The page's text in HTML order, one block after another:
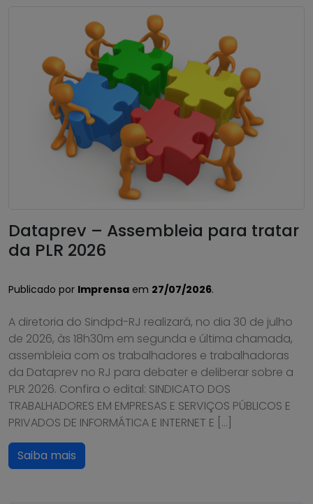
Dataprev – Assembleia para tratar
da PLR 2026
Publicado por Imprensa em 27/07/2026.
A diretoria do Sindpd-RJ realizará, no dia 30 de julho
de 2026, às 18h30m em segunda e última chamada,
assembleia com os trabalhadores e trabalhadoras
da Dataprev no RJ para debater e deliberar sobre a
PLR 2026. Confira o edital: SINDICATO DOS
TRABALHADORES EM EMPRESAS E SERVIÇOS PÚBLICOS E
PRIVADOS DE INFORMÁTICA E INTERNET E […]
Saiba mais